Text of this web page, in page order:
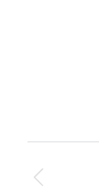
de